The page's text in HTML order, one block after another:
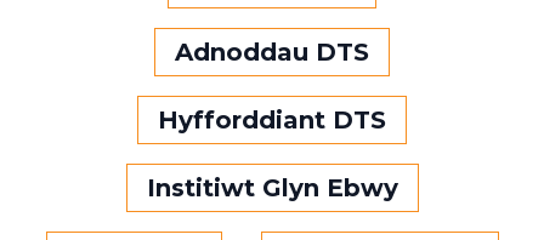
Adnoddau DTS
Hyfforddiant DTS
Institiwt Glyn Ebwy